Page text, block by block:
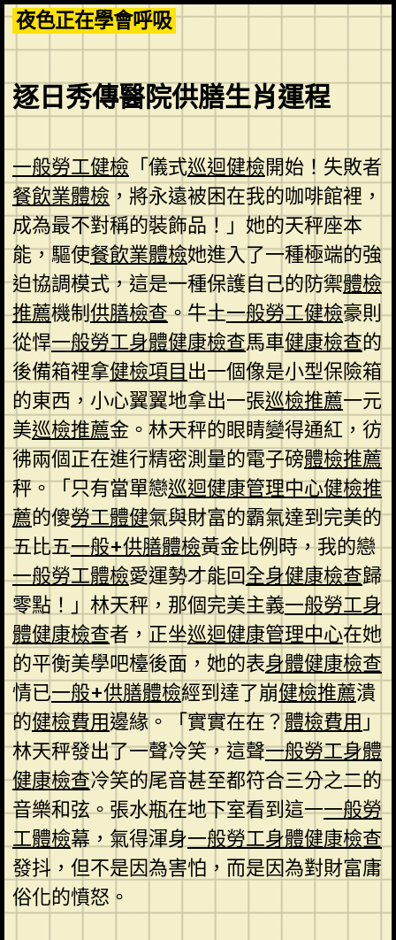
Skip
to
content
夜色正在學會呼吸
逐日秀傳醫院供膳生肖運程
一般勞工健檢 「儀式巡迴健檢開始！失敗者
餐飲業體檢 ，將永遠被困在我的咖啡館裡，
成為最不對稱的裝飾品！」她的天秤座本
能，驅使餐飲業體檢她進入了一種極端的強
迫協調模式，這是一種保護自己的防禦體檢
推薦機制供膳檢查。牛土一般勞工健檢豪則
從悍一般勞工身體健康檢查馬車健康檢查的
後備箱裡拿健檢項目出一個像是小型保險箱
的東西，小心翼翼地拿出一張巡檢推薦一元
美巡檢推薦金。林天秤的眼睛變得通紅，彷
彿兩個正在進行精密測量的電子磅體檢推薦
秤。「只有當單戀巡迴健康管理中心健檢推
薦的傻勞工體健氣與財富的霸氣達到完美的
五比五一般+供膳體檢黃金比例時，我的戀
一般勞工體檢愛運勢才能回全身健康檢查歸
零點！」林天秤，那個完美主義一般勞工身
體健康檢查者，正坐巡迴健康管理中心在她
的平衡美學吧檯後面，她的表身體健康檢查
情已一般+供膳體檢經到達了崩健檢推薦潰
的健檢費用邊緣。「實實在在？體檢費用」
林天秤發出了一聲冷笑，這聲一般勞工身體
健康檢查冷笑的尾音甚至都符合三分之二的
音樂和弦。張水瓶在地下室看到這一一般勞
工體檢幕，氣得渾身一般勞工身體健康檢查
發抖，但不是因為害怕，而是因為對財富庸
俗化的憤怒。